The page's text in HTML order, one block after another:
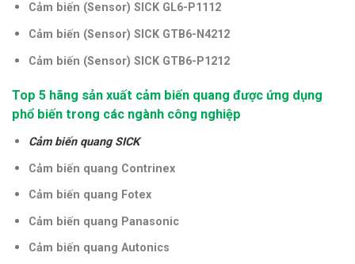
Cảm biến (Sensor) SICK GL6-P1112
Cảm biến (Sensor) SICK GTB6-N4212
Cảm biến (Sensor) SICK GTB6-P1212
Top 5 hãng sản xuất cảm biến quang được ứng dụng
phổ biến trong các ngành công nghiệp
Cảm biến quang SICK
Cảm biến quang Contrinex
Cảm biến quang Fotex
Cảm biến quang Panasonic
Cảm biến quang Autonics